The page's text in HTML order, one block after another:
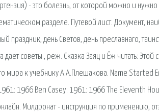
- это болезнь, от которой можно и
разделе. Путевой лист. Документ,
праздник, день Светов, день преславнаго,
советы , реж. Сказка Заяц и Ёж читать:
мира к учебнику А.А.Плешакова. Name Started
1966 Ben Casey: 1961: 1966 The Eleventh
Милдронат - инструкция по применению,